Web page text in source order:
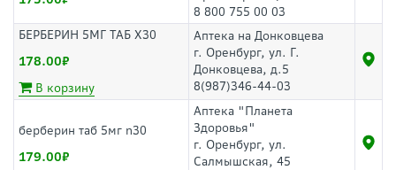
8 800 755 00 03
БЕРБЕРИН 5МГ ТАБ Х30
178.00
В корзину
Аптека на Донковцева
г. Оренбург, ул. Г.
Донковцева, д.5
8(987)346-44-03
берберин таб 5мг n30
179.00
Аптека "Планета
Здоровья"
г. Оренбург, ул.
Салмышская, 45